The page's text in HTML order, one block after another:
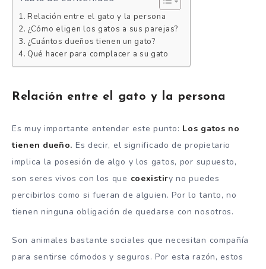
Relación entre el gato y la persona
¿Cómo eligen los gatos a sus parejas?
¿Cuántos dueños tienen un gato?
Qué hacer para complacer a su gato
Relación entre el gato y la persona
Es muy importante entender este punto: Los gatos no
tienen dueño. Es decir, el significado de propietario
implica la posesión de algo y los gatos, por supuesto,
son seres vivos con los que coexistiry no puedes
percibirlos como si fueran de alguien. Por lo tanto, no
tienen ninguna obligación de quedarse con nosotros.
Son animales bastante sociales que necesitan compañía
para sentirse cómodos y seguros. Por esta razón, estos